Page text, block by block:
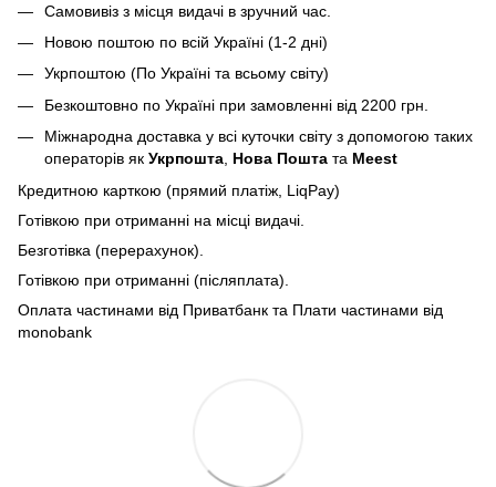
Самовивіз з місця видачі в зручний час.
Новою поштою по всій Україні (1-2 дні)
Укрпоштою (По Україні та всьому світу)
Безкоштовно по Україні при замовленні від 2200 грн.
Міжнародна доставка у всі куточки світу з допомогою таких
операторів як Укрпошта Нова Пошта та Meest
Кредитною карткою (прямий платіж, LiqPay)
Готівкою при отриманні на місці видачі.
Безготівка (перерахунок).
Готівкою при отриманні (післяплата).
Оплата частинами від Приватбанк та Плати частинами від
monobank